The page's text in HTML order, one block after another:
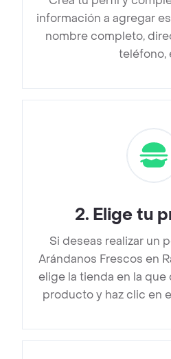
información a agregar
nombre completo,
teléfono,
2. Elige tu
Si deseas realizar un
Arándanos Frescos en
elige la tienda en la
producto y haz clic en